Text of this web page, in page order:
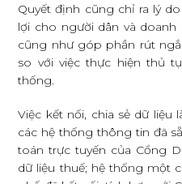
Quyết định cũng chỉ ra lý
lợi cho người dân và
cũng như góp phần rút
so với việc thực hiện thủ
thống.
Việc kết nối, chia sẻ dữ liệu
các hệ thống thông tin đã
toán trực tuyến của Cổng
dữ liệu thuế; hệ thống một